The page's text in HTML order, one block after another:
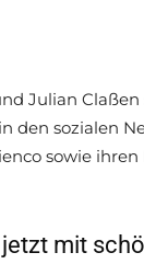
Julian
den sozialen
sowie
mit